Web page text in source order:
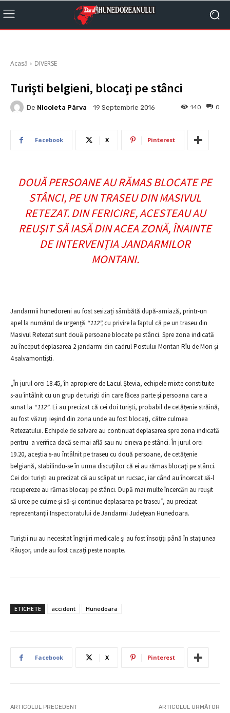
Acasă DIVERSE
Turişti belgieni, blocaţi pe stânci
De Nicoleta Pârva 19 Septembrie 2016 0
140
Facebook X Pinterest
DOUĂ PERSOANE AU RĂMAS BLOCATE PE
STÂNCI, PE UN TRASEU DIN MASIVUL
RETEZAT. DIN FERICIRE, ACESTEAU AU
REUŞIT SĂ IASĂ DIN ACEA ZONĂ, ÎNAINTE
DE INTERVENŢIA JANDARMILOR
MONTANI.
Jandarmii hunedoreni au fost sesizați sâmbătă după-amiază, printr-un
apel la numărul de urgență “112”,cu privire la faptul că pe un traseu din
Masivul Retezat sunt două persoane blocate pe stânci. Spre zona indicată
au început deplasarea 2 jandarmi din cadrul Postului Montan Rîu de Mori şi
4 salvamontişti.
„În jurul orei 18.45, în apropiere de Lacul Ştevia, echipele mixte constituite
s-au întâlnit cu un grup de turişti din care făcea parte şi persoana care a
sunat la “112”. Ei au precizat că cei doi turişti, probabil de cetăţenie străină,
au fost văzuţi ieşind din zona unde au fost blocaţi, către culmea
Retezatului. Echipele de salvare au continuat deplasarea spre zona indicată
pentru a verifica dacă se mai află sau nu cineva pe stânci. În jurul orei
19.20, aceştia s-au întâlnit pe traseu cu două persoane, de cetăţenie
belgiană, stabilindu-se în urma discuţiilor că ei au rămas blocaţi pe stânci.
Cei doi turişti au precizat că au scăpat un rucsac, iar când au încercat să-l
recupereze au rămas blocaţi pe stânci. După mai multe încercări au reuşit
să urce pe culme şi să-şi continue deplasarea pe traseu”, au precizat
reprezentanţii Inspectoratului de Jandarmi Judeţean Hunedoara.
Turiştii nu au necesitat îngrijiri medicale şi au fost însoţiţi până în staţiunea
Râuşor, unde au fost cazaţi peste noapte.
ETICHETE accident Hunedoara
Facebook X Pinterest
ARTICOLUL PRECEDENT ARTICOLUL URMĂTOR